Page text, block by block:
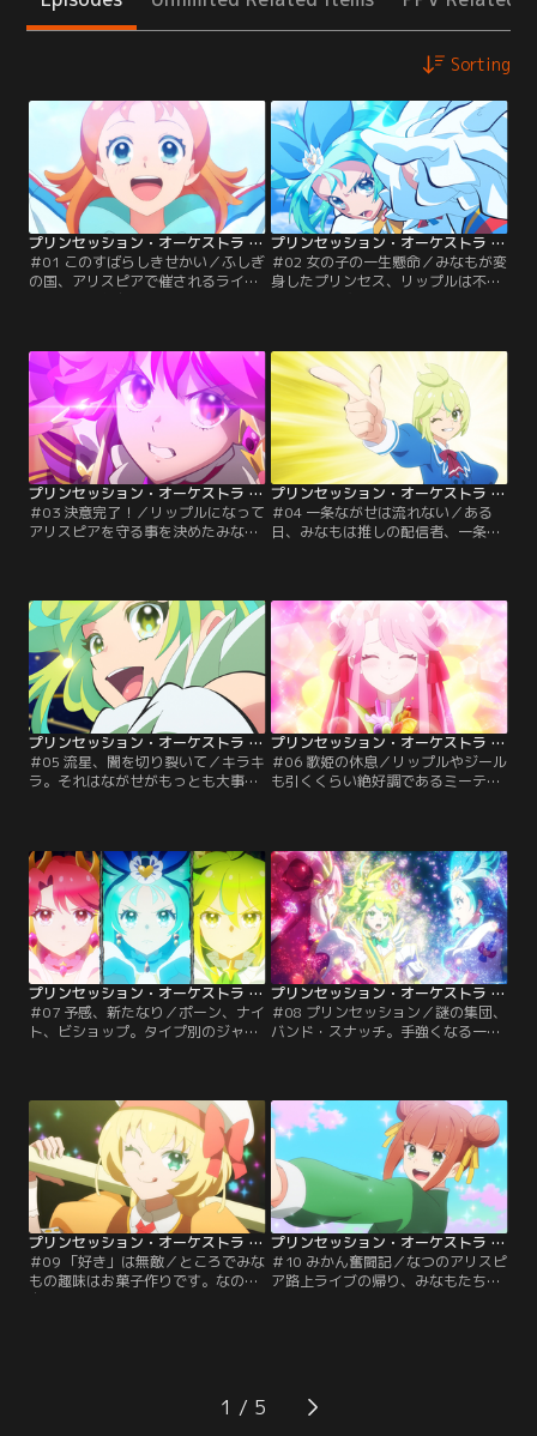
Sorting
プリンセッション・オーケストラ 第01話
＃01 このすばらしきせかい／ふしぎ
の国、アリスピアで催されるライブ
イベントへ親友の陽ノ下なつと一緒
い踊って怪物を退治する存在、プリ
ンセスをみなもは見たのでした。自
分のライブを夢見てアリスピアに通
うなつ、それを応援するみなも。し
かし今度は、なつが怪物に狙われて
しまうのです。【提供：バンダイチ
ャンネル】
プリンセッション・オーケストラ 第02話
＃02 女の子の一生懸命／みなもが変
身したプリンセス、リップルは不慣
は何とかなりました。ジールの正体
は識辺かがり。なつの憧れのアイド
ルです。みなもはかがりからプリン
セスの事、怪物ジャマオックの事を
聞きます。後日みなもとなつは…。
【提供：バンダイチャンネル】
プリンセッション・オーケストラ 第03話
＃03 決意完了！／リップルになって
アリスピアを守る事を決めたみなも
きギータという少年がジャマオック
を放っていました。急いで駆けつ
け、変身するみなもとかがり。うま
く戦えず、結局ジールに守られる事
に消沈するリップルですが…。【提
供：バンダイチャンネル】
プリンセッション・オーケストラ 第04話
＃04 一条ながせは流れない／ある
日、みなもは推しの配信者、一条な
イブの準備中のながせ。しかしそこ
に、第三の敵であるドランが現れ、
ジャマオックにながせを襲わせるの
です。ナビーユと共にみなもとかが
りが現場へ急行した先には、ミュー
チカラを奪われたながせの姿。【提
供：バンダイチャンネル】
プリンセッション・オーケストラ 第05話
＃05 流星、闇を切り裂いて／キラキ
ラ。それはながせがもっとも大事に
み、一時的にアリスピア活動ができ
なくなっていました。ですがリップ
ルやジール、何より自分のファンと
のふれあいにより、キラキラの本質
に気付きます。その時、ながせは第
三のプリンセス…。【提供：バンダ
イチャンネル】
プリンセッション・オーケストラ 第06話
＃06 歌姫の休息／リップルやジール
も引くくらい絶好調であるミーティ
します。カラオケにお茶にお買い
物。オフの日とばかりに打ち上げ以
下略を楽しむみなもたち。その頃、
アリスピアではベス、ギータ、ドラ
ンといった男性陣が暗躍を続けてい
ます。そして…。【提供：バンダイ
チャンネル】
プリンセッション・オーケストラ 第07話
＃07 予感、新たなり／ポーン、ナイ
ト、ビショップ。タイプ別のジャマ
るみなもたちは、自分たちの家族の
話に花を咲かせます。しかし、そこ
でナビーユから緊急出動の要請が。
アリスピアでは新型ジャマオック、
ルークが暴れていました。【提供：
バンダイチャンネル】
プリンセッション・オーケストラ 第08話
＃08 プリンセッション／謎の集団、
バンド・スナッチ。手強くなる一方
く、合唱をする事。ユニットを結成
し、さっそく特訓をするプリンセス
たち。ですが、リップルは自分だけ
が足を引っ張っている事を自覚しま
す。他の二人と比べて、自分だけが
何でもない女の子。【提供：バンダ
イチャンネル】
プリンセッション・オーケストラ 第09話
＃09 「好き」は無敵／ところでみな
もの趣味はお菓子作りです。なので
自分もそういう動画を配信してみよ
く事になりました。ですが例によっ
て会場にはジャマオックと、ギータ
プリンセッション・オーケストラ 第10話
＃10 みかん奮闘記／なつのアリスピ
ア路上ライブの帰り、みなもたちは
の二人に触発されたみなもたちは、
勢いみなもメジャー化計画に着手し
1